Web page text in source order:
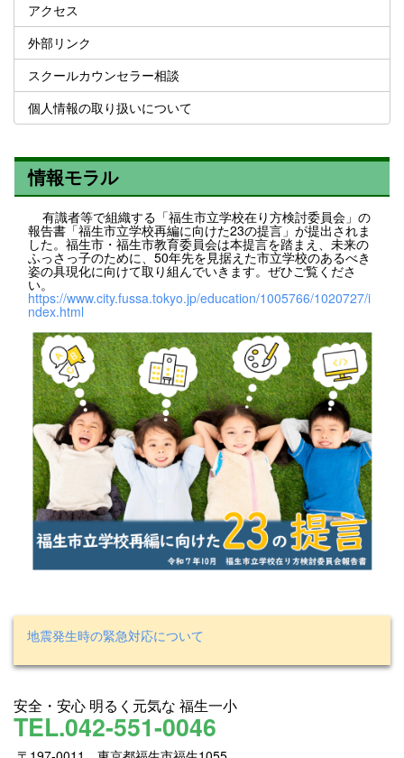
アクセス
外部リンク
スクールカウンセラー相談
個人情報の取り扱いについて
情報モラル
有識者等で組織する「福生市立学校在り方検討委員会」の
報告書「福生市立学校再編に向けた23の提言」が提出されま
した。福生市・福生市教育委員会は本提言を踏まえ、未来の
ふっさっ子のために、50年先を見据えた市立学校のあるべき
姿の具現化に向けて取り組んでいきます。ぜひご覧くださ
い。
https://www.city.fussa.tokyo.jp/education/1005766/1020727/i
ndex.html
地震発生時の緊急対応について
安全・安心 明るく元気な 福生一小
TEL.042-551-0046